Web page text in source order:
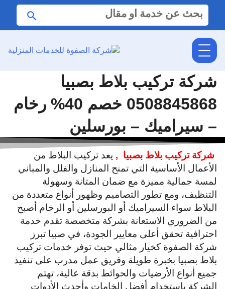
البحث
عن:
شركة تركيب بلاط بصبيا
0508845868 خصم 40% رخام
– سيراميك – بورسلين
شركة تركيب بلاط بصبيا , يعد تركيب البلاط من
الأعمال الأساسية التي تمنح المنازل والفلل والمباني
لمسة جمالية مميزة مع ضمان المتانة وسهولة
التنظيف، ومع تطور التصاميم وظهور أنواع متعددة من
البلاط سواء السيراميك أو البورسلين أو الرخام أصبح
من الضروري الاستعانة بشركة متخصصة تقدم خدمة
احترافية تحقق أعلى معايير الجودة، في صبيا تبرز
شركة الصفوة كخيار مثالي حيث توفر خدمات تركيب
بلاط بصبيا بخبرة طويلة وفريق عمل مدرب على تنفيذ
جميع أنواع الأرضيات والحوائط بدقة عالية، تهتم
الشركة باستخدام أفضل الخامات وأحدث الأدوات